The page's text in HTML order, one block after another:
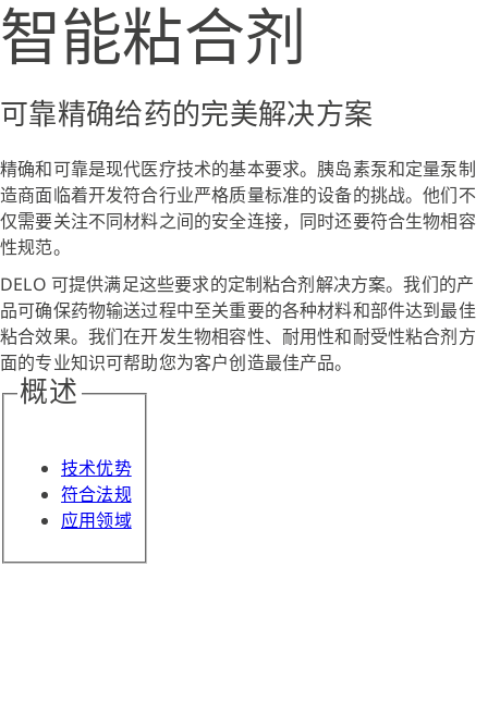
智能粘合剂
可靠精确给药的完美解决方案
精确和可靠是现代医疗技术的基本要求。胰岛素泵和定量泵制
造商面临着开发符合行业严格质量标准的设备的挑战。他们不
仅需要关注不同材料之间的安全连接，同时还要符合生物相容
性规范。
DELO 可提供满足这些要求的定制粘合剂解决方案。我们的产
品可确保药物输送过程中至关重要的各种材料和部件达到最佳
粘合效果。我们在开发生物相容性、耐用性和耐受性粘合剂方
面的专业知识可帮助您为客户创造最佳产品。
概述
技术优势
符合法规
应用领域